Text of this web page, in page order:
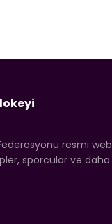
resmi web
sporcular ve daha